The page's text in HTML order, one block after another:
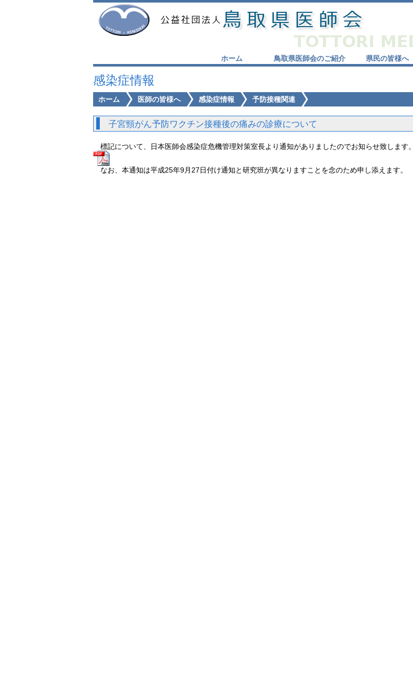
ホーム 鳥取県医師会のご紹介 県民の皆様へ
感染症情報
ホーム 医師の皆様へ 感染症情報 予防接種関連
子宮頸がん予防ワクチン接種後の痛みの診療について
標記について、日本医師会感染症危機管理対策室長より通知がありましたのでお知らせ致
なお、本通知は平成25年9月27日付け通知と研究班が異なりますことを念のため申し添えます。